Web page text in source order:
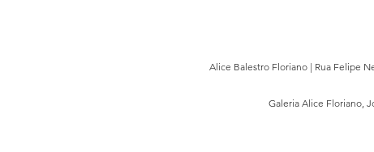
Alice Balestro Floriano | Rua Felipe
Galeria Alice Floriano,